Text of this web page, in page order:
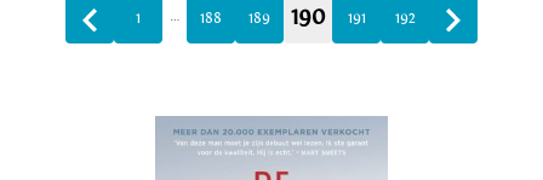
1 … 188 189 190 191 192